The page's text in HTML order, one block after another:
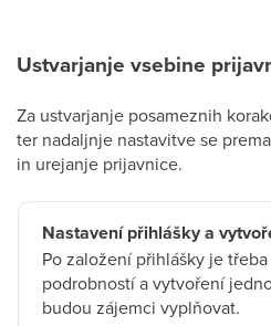
Ustvarjanje vsebine
Za ustvarjanje posameznih
ter nadaljnje nastavitve se
in urejanje prijavnice.
Nastavení přihlášky a
Po založení přihlášky je
podrobností a vytvoření
budou zájemci vyplňovat.